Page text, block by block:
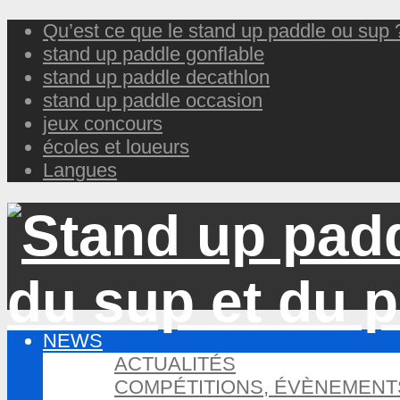
Qu’est ce que le stand up paddle ou sup
stand up paddle gonflable
stand up paddle decathlon
stand up paddle occasion
jeux concours
écoles et loueurs
Langues
NEWS
ACTUALITÉS
COMPÉTITIONS,